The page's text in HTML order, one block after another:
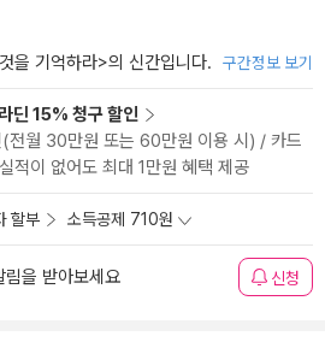
을 기억하라>의 신간입니다. 구간정보 보기
딘 15% 청구 할인
전월 30만원 또는 60만원 이용 시) / 카드
적이 없어도 최대 1만원 혜택 제공
할부 소득공제 710원
을 받아보세요 신청